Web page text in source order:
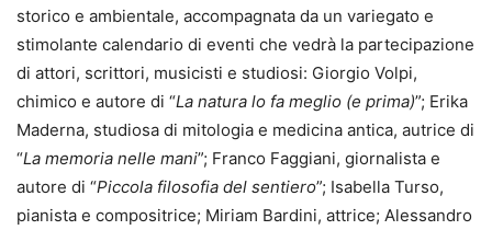
storico e ambientale, accompagnata da un variegato e
stimolante calendario di eventi che vedrà la partecipazione
di attori, scrittori, musicisti e studiosi: Giorgio Volpi,
chimico e autore di “La natura lo fa meglio (e prima)”; Erika
Maderna, studiosa di mitologia e medicina antica, autrice di
“La memoria nelle mani”; Franco Faggiani, giornalista e
autore di “Piccola filosofia del sentiero”; Isabella Turso,
pianista e compositrice; Miriam Bardini, attrice; Alessandro